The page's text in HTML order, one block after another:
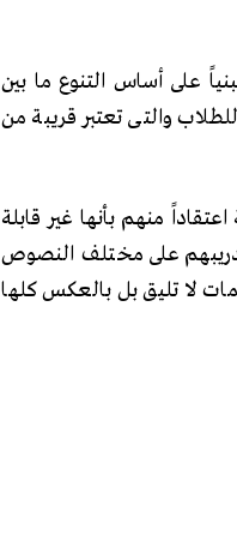
على أساس التنوع ما بين
والتى تعتبر قريبة من
منهم بأنها غير قابلة
على مختلف النصوص
لا تليق بل بالعكس كلها